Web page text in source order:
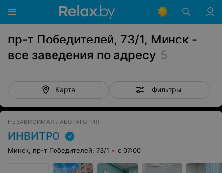
пр-т Победителей, 73/1, Минск -
все заведения по адресу 5
Карта Фильтры
НЕЗАВИСИМАЯ ЛАБОРАТОРИЯ
ИНВИТРО
Минск, пр-т Победителей, 73/1 с 07:00